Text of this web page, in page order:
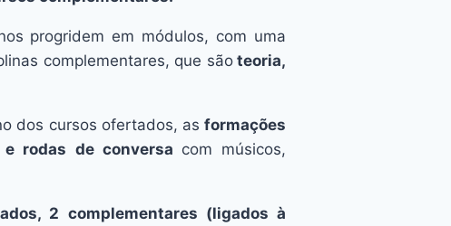
progridem em módulos, com uma
complementares, que sãoteoria,
dos cursos ofertados, as formações
rodas de conversa com músicos,
2 complementares (ligados à